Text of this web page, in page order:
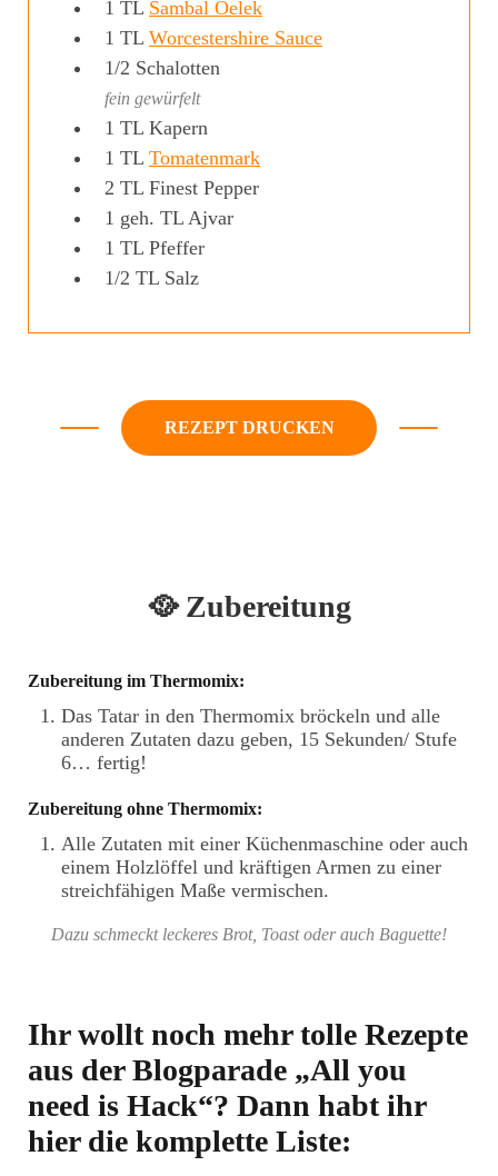
1 TL Sambal Oelek
1 TL Worcestershire Sauce
1/2 Schalotten
fein gewürfelt
1 TL Kapern
1 TL Tomatenmark
2 TL Finest Pepper
1 geh. TL Ajvar
1 TL Pfeffer
1/2 TL Salz
REZEPT DRUCKEN
🥘 Zubereitung
Zubereitung im Thermomix:
Das Tatar in den Thermomix bröckeln und alle
anderen Zutaten dazu geben, 15 Sekunden/ Stufe
6… fertig!
Zubereitung ohne Thermomix:
Alle Zutaten mit einer Küchenmaschine oder auch
einem Holzlöffel und kräftigen Armen zu einer
streichfähigen Maße vermischen.
Dazu schmeckt leckeres Brot, Toast oder auch Baguette!
Ihr wollt noch mehr tolle Rezepte
aus der Blogparade „All you
need is Hack“? Dann habt ihr
hier die komplette Liste: